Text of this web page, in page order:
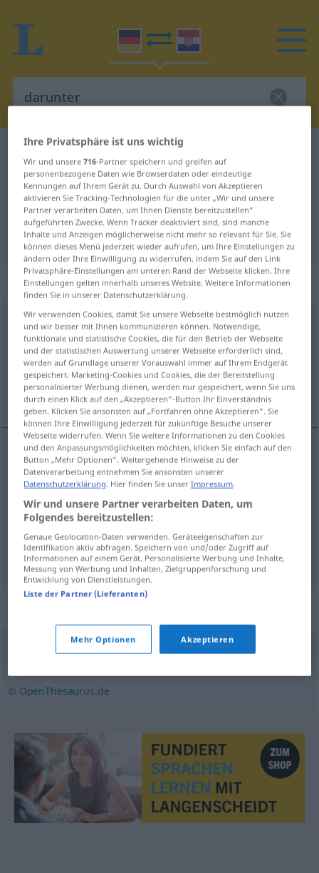
Deutsch-Kroatisch Wörterbuch
Deutsch-Kroatisch Übersetzung für
"darunter"
"darunter" Kroatisch Übersetzung
„darunter“: Adverb
darunteradv
Übersicht aller Übersetzungen
(Für mehr Details die Übersetzung anklicken/antippen)
niže, među njima, pod tim
podtim(e) darunter
niže darunteran Wert usw
međunjima darunterdabei
unterhalb,unten
© OpenThesaurus.de
Ihre Privatsphäre ist uns wichtig
Wir und unsere716-Partner speichern und greifen auf
personenbezogene Daten wie Browserdaten oder eindeutige
Kennungen auf Ihrem Gerät zu. Durch Auswahl von Akzeptieren
aktivieren Sie Tracking-Technologien für die unter „Wir und unsere
Partner verarbeiten Daten, um Ihnen Dienste bereitzustellen“
aufgeführten Zwecke. Wenn Tracker deaktiviert sind, sind manche
Inhalte und Anzeigen möglicherweise nicht mehr so relevant für Sie. Sie
können dieses Menü jederzeit wieder aufrufen, um Ihre Einstellungen zu
ändern oder Ihre Einwilligung zu widerrufen, indem Sie auf den Link
Privatsphäre-Einstellungen am unteren Rand der Webseite klicken. Ihre
Einstellungen gelten innerhalb unseres Website. Weitere Informationen
finden Sie in unserer Datenschutzerklärung.
Wir verwenden Cookies, damit Sie unsere Webseite bestmöglich nutzen
und wir besser mit Ihnen kommunizieren können. Notwendige,
funktionale und statistische Cookies, die für den Betrieb der Webseite
und der statistischen Auswertung unserer Webseite erforderlich sind,
werden auf Grundlage unserer Vorauswahl immer auf Ihrem Endgerät
gespeichert. Marketing-Cookies und Cookies, die der Bereitstellung
personalisierter Werbung dienen, werden nur gespeichert, wenn Sie uns
durch einen Klick auf den „Akzeptieren“-Button Ihr Einverständnis
geben. Klicken Sie ansonsten auf „Fortfahren ohne Akzeptieren“. Sie
können Ihre Einwilligung jederzeit für zukünftige Besuche unserer
Webseite widerrufen. Wenn Sie weitere Informationen zu den Cookies
und den Anpassungsmöglichkeiten möchten, klicken Sie einfach auf den
Button „Mehr Optionen“. Weitergehende Hinweise zu der
Datenverarbeitung entnehmen Sie ansonsten unserer
Datenschutzerklärung. Hier finden Sie unserImpressum.
Wir und unsere Partner verarbeiten Daten, um
Folgendes bereitzustellen:
Genaue Geolocation-Daten verwenden. Geräteeigenschaften zur
Identifikation aktiv abfragen. Speichern von und/oder Zugriff auf
Informationen auf einem Gerät. Personalisierte Werbung und Inhalte,
Messung von Werbung und Inhalten, Zielgruppenforschung und
Entwicklung von Dienstleistungen.
Liste der Partner (Lieferanten)
Mehr Optionen Akzeptieren